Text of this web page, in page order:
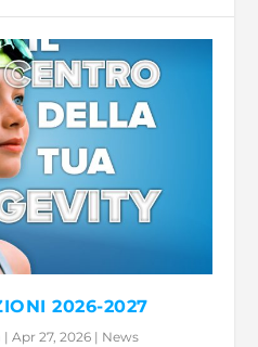
2026-2027
|Apr 27, 2026 | News